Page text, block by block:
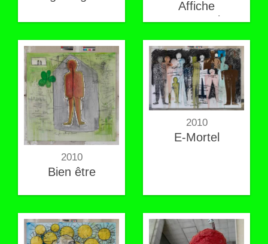
Affiche
"Immortel"
2010
Bien être
2010
E-Mortel